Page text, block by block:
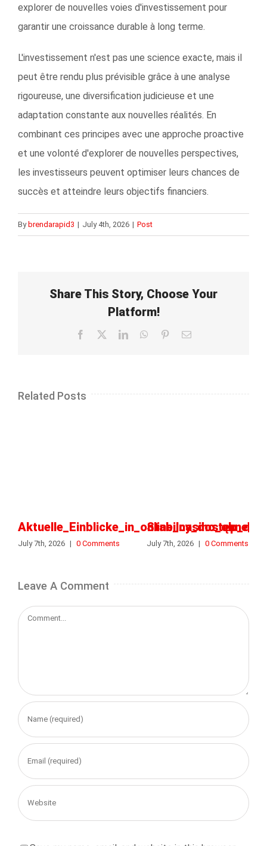
explorer de nouvelles voies d'investissement pour
garantir une croissance durable à long terme.
L'investissement n'est pas une science exacte, mais il
peut être rendu plus prévisible grâce à une analyse
rigoureuse, une diversification judicieuse et une
adaptation constante aux nouvelles réalités. En
combinant ces principes avec une approche proactive
et une volonté d'explorer de nouvelles perspectives,
les investisseurs peuvent optimiser leurs chances de
succès et atteindre leurs objectifs financiers.
By brendarapid3 | July 4th, 2026 | Post
Share This Story, Choose Your
Platform!
Facebook LinkedInWhatsApp
PinterestEmail
Related Posts
July 7th, 2026 | 0 Comments July 7th, 2026 | 0 Comments
Leave A Comment
Comment